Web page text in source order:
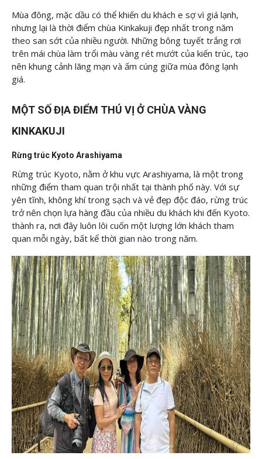
Mùa đông, mặc dầu có thể khiến du khách e sợ vì giá lạnh,
nhưng lại là thời điểm chùa Kinkakuji đẹp nhất trong năm
theo san sớt của nhiều người. Những bông tuyết trắng rơi
trên mái chùa làm trổi màu vàng rét mướt của kiến trúc, tạo
nên khung cảnh lãng mạn và ấm cúng giữa mùa đông lạnh
giá.
MỘT SỐ ĐỊA ĐIỂM THÚ VỊ Ở CHÙA VÀNG
KINKAKUJI
Rừng trúc Kyoto Arashiyama
Rừng trúc Kyoto, nằm ở khu vực Arashiyama, là một trong
những điểm tham quan trội nhất tại thành phố này. Với sự
yên tĩnh, không khí trong sạch và vẻ đẹp độc đáo, rừng trúc
trở nên chọn lựa hàng đầu của nhiều du khách khi đến Kyoto.
thành ra, nơi đây luôn lôi cuốn một lượng lớn khách tham
quan mỗi ngày, bất kể thời gian nào trong năm.